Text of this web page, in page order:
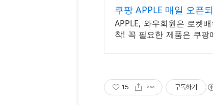
쿠팡 APPLE 매일 오픈
APPLE, 와우회원은 로켓
착! 꼭 필요한 제품은 쿠팡
15 구독하기